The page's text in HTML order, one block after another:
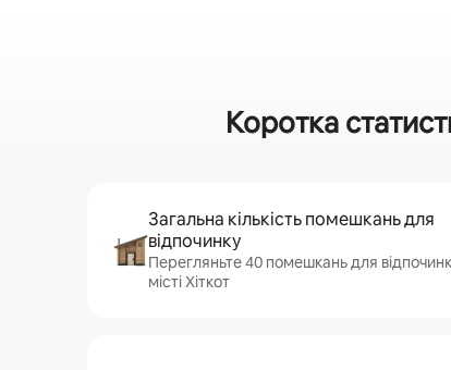
Коротка
Загальна кількість помешкань для
відпочинку
Перегляньте 40 помешкань для
місті Хіткот